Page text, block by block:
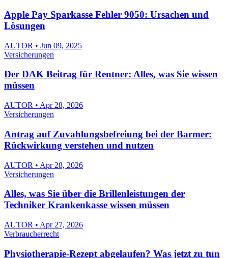
Apple Pay Sparkasse Fehler 9050: Ursachen und
Lösungen
AUTOR • Jun 09, 2025
Versicherungen
Der DAK Beitrag für Rentner: Alles, was Sie wissen
müssen
AUTOR • Apr 28, 2026
Versicherungen
Antrag auf Zuvahlungsbefreiung bei der Barmer:
Rückwirkung verstehen und nutzen
AUTOR • Apr 28, 2026
Versicherungen
Alles, was Sie über die Brillenleistungen der
Techniker Krankenkasse wissen müssen
AUTOR • Apr 27, 2026
Verbraucherrecht
Physiotherapie-Rezept abgelaufen? Was jetzt zu tun